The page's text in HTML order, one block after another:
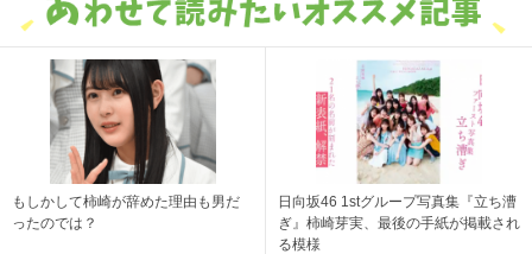
もしかして柿崎が辞めた理由も男だ
ったのでは？
日向坂46 1stグループ写真集『立ち漕
ぎ』柿崎芽実、最後の手紙が掲載され
る模様